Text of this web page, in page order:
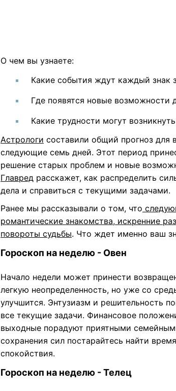
О чем вы узнаете:
Какие события ждут каждый знак
Где появятся новые возможности
Какие трудности могут
Астрологи составили общий прогноз для
следующие семь дней. Этот период
решение старых проблем и новые
Главред расскажет, как распределить
дела и справиться с текущими задачами.
Ранее мы рассказывали о том, что
романтические знакомства, искренние
повороты судьбы. Что ждет именно ваш
Гороскоп на неделю - Овен
Начало недели может принести
легкую неопределенность, но уже со
улучшится. Энтузиазм и решительность
все текущие задачи. Финансовое
выходные порадуют приятными
сохранения сил постарайтесь найти
спокойствия.
Гороскоп на неделю - Телец